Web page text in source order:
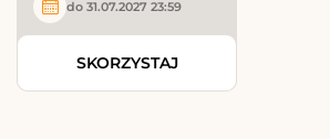
do 31.07.2027 23:59
SKORZYSTAJ